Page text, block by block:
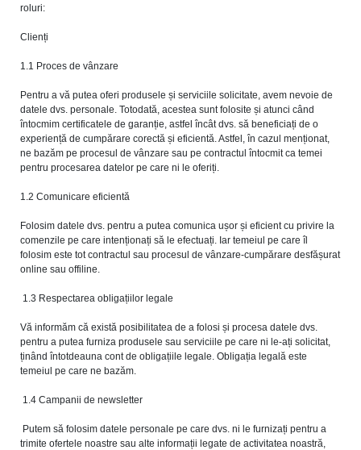
roluri:
Clienți
1.1 Proces de vânzare
Pentru a vă putea oferi produsele și serviciile solicitate, avem nevoie de
datele dvs. personale. Totodată, acestea sunt folosite și atunci când
întocmim certificatele de garanție, astfel încât dvs. să beneficiați de o
experiență de cumpărare corectă și eficientă. Astfel, în cazul menționat,
ne bazăm pe procesul de vânzare sau pe contractul întocmit ca temei
pentru procesarea datelor pe care ni le oferiți.
1.2 Comunicare eficientă
Folosim datele dvs. pentru a putea comunica ușor și eficient cu privire la
comenzile pe care intenționați să le efectuați. Iar temeiul pe care îl
folosim este tot contractul sau procesul de vânzare-cumpărare desfășurat
online sau offiline.
1.3 Respectarea obligațiilor legale
Vă informăm că există posibilitatea de a folosi și procesa datele dvs.
pentru a putea furniza produsele sau serviciile pe care ni le-ați solicitat,
ținând întotdeauna cont de obligațiile legale. Obligația legală este
temeiul pe care ne bazăm.
1.4 Campanii de newsletter
Putem să folosim datele personale pe care dvs. ni le furnizați pentru a
trimite ofertele noastre sau alte informații legate de activitatea noastră,